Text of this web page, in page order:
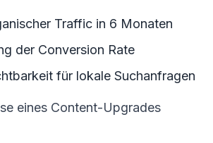
Traffic in 6 Monaten
der Conversion Rate
für lokale Suchanfragen
eines Content-Upgrades